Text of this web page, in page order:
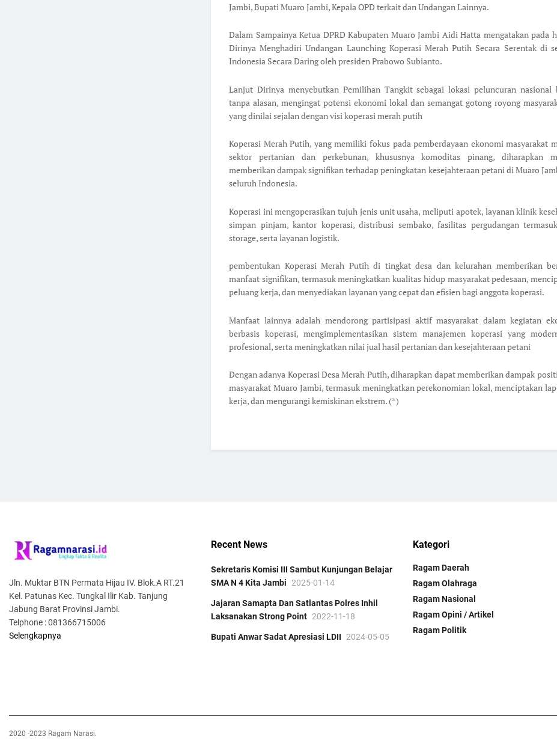
Jambi, Bupati Muaro Jambi, Kepala OPD terkait dan Undangan Lainnya.
Dalam Sampainya Ketua DPRD Kabupaten Muaro Jambi Aidi Hatta mengatakan pada
Dirinya Menghadiri Undangan Launching Koperasi Merah Putih Secara Serentak di
Indonesia Secara Daring oleh presiden Prabowo Subianto.
Lanjut Dirinya menyebutkan Pemilihan Tangkit sebagai lokasi peluncuran nasional
tanpa alasan, mengingat potensi ekonomi lokal dan semangat gotong royong
yang dinilai sejalan dengan visi koperasi merah putih
Koperasi Merah Putih, yang memiliki fokus pada pemberdayaan ekonomi masyarakat
sektor pertanian dan perkebunan, khususnya komoditas pinang, diharapkan
memberikan dampak signifikan terhadap peningkatan kesejahteraan petani di Muaro
seluruh Indonesia.
Koperasi ini mengoperasikan tujuh jenis unit usaha, meliputi apotek, layanan klinik
simpan pinjam, kantor koperasi, distribusi sembako, fasilitas pergudangan
storage, serta layanan logistik.
pembentukan Koperasi Merah Putih di tingkat desa dan kelurahan memberikan
manfaat signifikan, termasuk meningkatkan kualitas hidup masyarakat pedesaan,
peluang kerja, dan menyediakan layanan yang cepat dan efisien bagi anggota koperasi.
Manfaat lainnya adalah mendorong partisipasi aktif masyarakat dalam kegiatan
berbasis koperasi, mengimplementasikan sistem manajemen koperasi yang
profesional, serta meningkatkan nilai jual hasil pertanian dan kesejahteraan petani
Dengan adanya Koperasi Desa Merah Putih, diharapkan dapat memberikan dampak
masyarakat Muaro Jambi, termasuk meningkatkan perekonomian lokal, menciptakan
kerja, dan mengurangi kemiskinan ekstrem. (*)
Jln. Muktar BTN Permata Hijau IV. Blok.A RT.21
Kel. Patunas Kec. Tungkal Ilir Kab. Tanjung
Jabung Barat Provinsi Jambi.
Telphone : 081366715006
Selengkapnya
Recent News
Sekretaris Komisi III Sambut Kunjungan Belajar
SMA N 4 Kita Jambi 2025-01-14
Jajaran Samapta Dan Satlantas Polres Inhil
Laksanakan Strong Point 2022-11-18
Bupati Anwar Sadat Apresiasi LDII 2024-05-05
Kategori
Ragam Daerah
Ragam Olahraga
Ragam Nasional
Ragam Opini / Artikel
Ragam Politik
2020 -2023 Ragam Narasi.